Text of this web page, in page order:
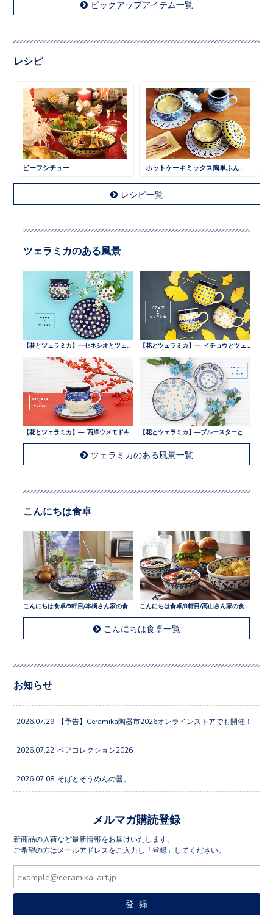
ピックアップアイテム一覧
レシピ
ビーフシチュー
レシピ一覧
ツェラミカのある風景
ツェラミカのある風景一覧
こんにちは食卓
こんにちは食卓/9軒目/本橋さん家の食卓
こんにちは食卓一覧
お知らせ
2026.07.29 【予告】Ceramika陶器市2026オンラインストアでも開催！
2026.07.22 ペアコレクション2026
2026.07.08 そばとそうめんの器。
メルマガ購読登録
新商品の入荷など最新情報をお届けいたします。
ご希望の方はメールアドレスをご入力し「登録」してください。